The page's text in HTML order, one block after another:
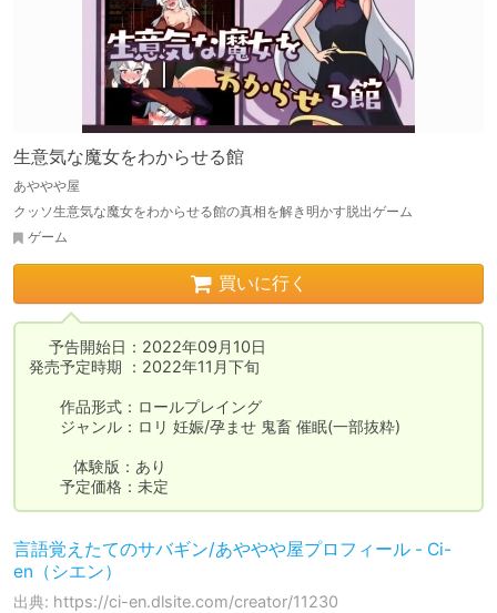
生意気な魔女をわからせる館
あややや屋
クッソ生意気な魔女をわからせる館の真相を解き明かす脱出ゲーム
ゲーム
買いに行く
予告開始日：2022年09月10日
発売予定時期 ：2022年11月下旬
       予定価格：未定
言語覚えたてのサバギン/あややや屋プロフィール - Ci-
en（シエン）
出典: https://ci-en.dlsite.com/creator/11230